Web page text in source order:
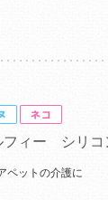
フィー シリ
ペットの介護に